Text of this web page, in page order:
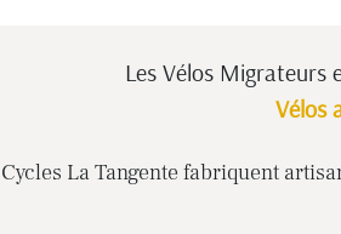
Les Vélos Migrateurs
Vélos
La Tangente fabriquent